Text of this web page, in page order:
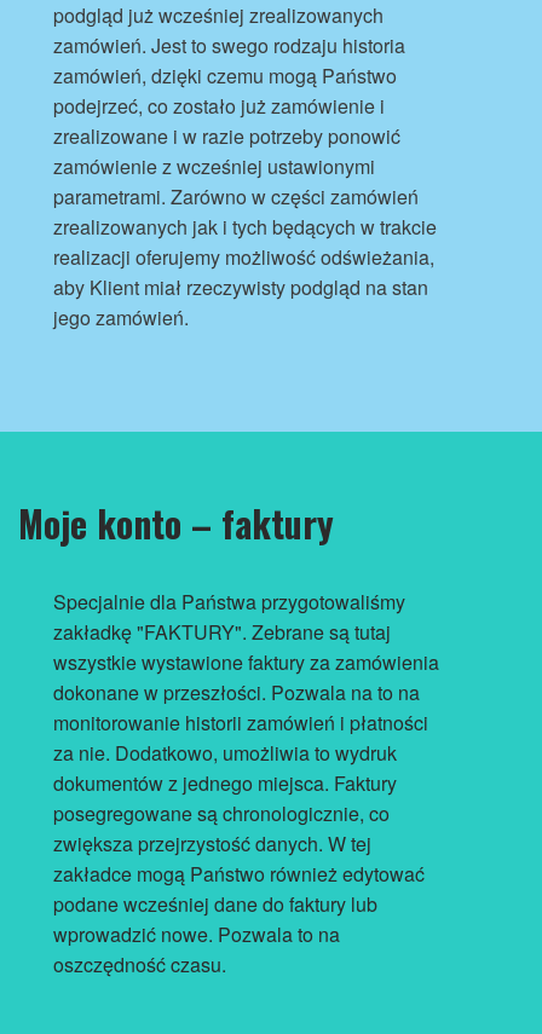
podgląd już wcześniej zrealizowanych
zamówień. Jest to swego rodzaju historia
zamówień, dzięki czemu mogą Państwo
podejrzeć, co zostało już zamówienie i
zrealizowane i w razie potrzeby ponowić
zamówienie z wcześniej ustawionymi
parametrami. Zarówno w części zamówień
zrealizowanych jak i tych będących w trakcie
realizacji oferujemy możliwość odświeżania,
aby Klient miał rzeczywisty podgląd na stan
jego zamówień.
Moje konto – faktury
Specjalnie dla Państwa przygotowaliśmy
zakładkę "FAKTURY". Zebrane są tutaj
wszystkie wystawione faktury za zamówienia
dokonane w przeszłości. Pozwala na to na
monitorowanie historii zamówień i płatności
za nie. Dodatkowo, umożliwia to wydruk
dokumentów z jednego miejsca. Faktury
posegregowane są chronologicznie, co
zwiększa przejrzystość danych. W tej
zakładce mogą Państwo również edytować
podane wcześniej dane do faktury lub
wprowadzić nowe. Pozwala to na
oszczędność czasu.